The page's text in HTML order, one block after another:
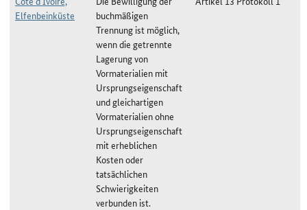
Elfenbeinküste
buchmäßigen
Trennung ist möglich,
wenn die getrennte
Lagerung von
Vormaterialien mit
Ursprungseigenschaft
und gleichartigen
Vormaterialien ohne
Ursprungseigenschaft
mit erheblichen
Kosten oder
tatsächlichen
Schwierigkeiten
verbunden ist.